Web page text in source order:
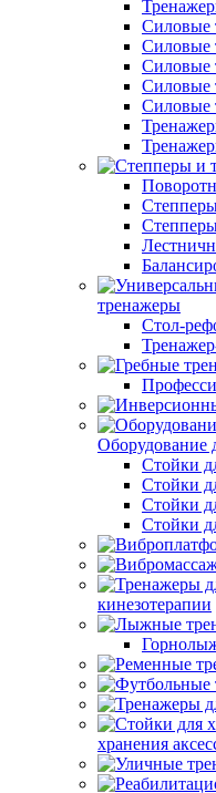
Силовые
Силовые
Силовые
Силовые
Силовые
тренажеры
Стол-
Оборудование
Стойки
Стойки
Стойки
Стойки
кинезотерапии
хранения